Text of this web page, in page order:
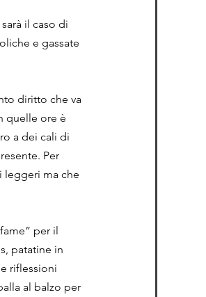
il caso di
e gassate
diritto che va
quelle ore è
a dei cali di
Per
leggeri ma che
per il
patatine in
riflessioni
al balzo per